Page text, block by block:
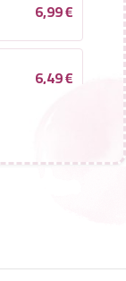
6,99€
6,49€